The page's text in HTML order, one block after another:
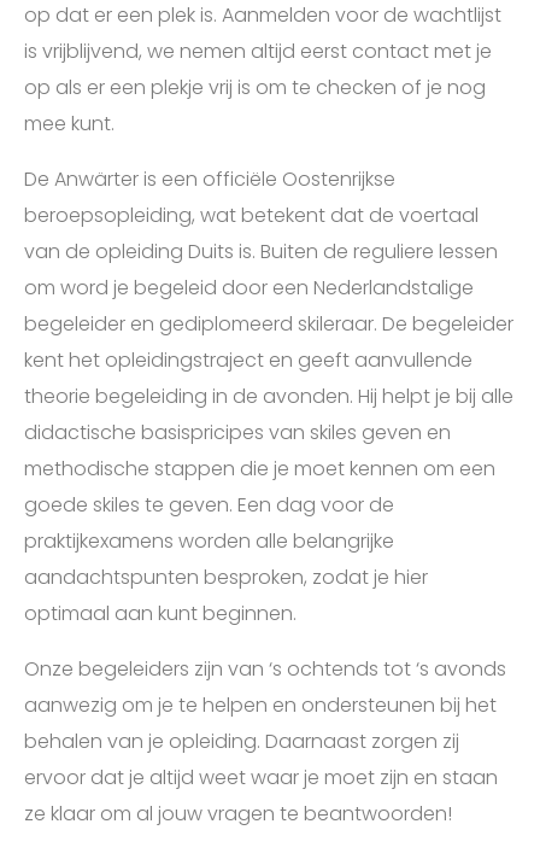
op dat er een plek is. Aanmelden voor de wachtlijst
is vrijblijvend, we nemen altijd eerst contact met je
op als er een plekje vrij is om te checken of je nog
mee kunt.
De Anwärter is een officiële Oostenrijkse
beroepsopleiding, wat betekent dat de voertaal
van de opleiding Duits is. Buiten de reguliere lessen
om word je begeleid door een Nederlandstalige
begeleider en gediplomeerd skileraar. De begeleider
kent het opleidingstraject en geeft aanvullende
theorie begeleiding in de avonden. Hij helpt je bij alle
didactische basispricipes van skiles geven en
methodische stappen die je moet kennen om een
goede skiles te geven. Een dag voor de
praktijkexamens worden alle belangrijke
aandachtspunten besproken, zodat je hier
optimaal aan kunt beginnen.
Onze begeleiders zijn van ‘s ochtends tot ‘s avonds
aanwezig om je te helpen en ondersteunen bij het
behalen van je opleiding. Daarnaast zorgen zij
ervoor dat je altijd weet waar je moet zijn en staan
ze klaar om al jouw vragen te beantwoorden!